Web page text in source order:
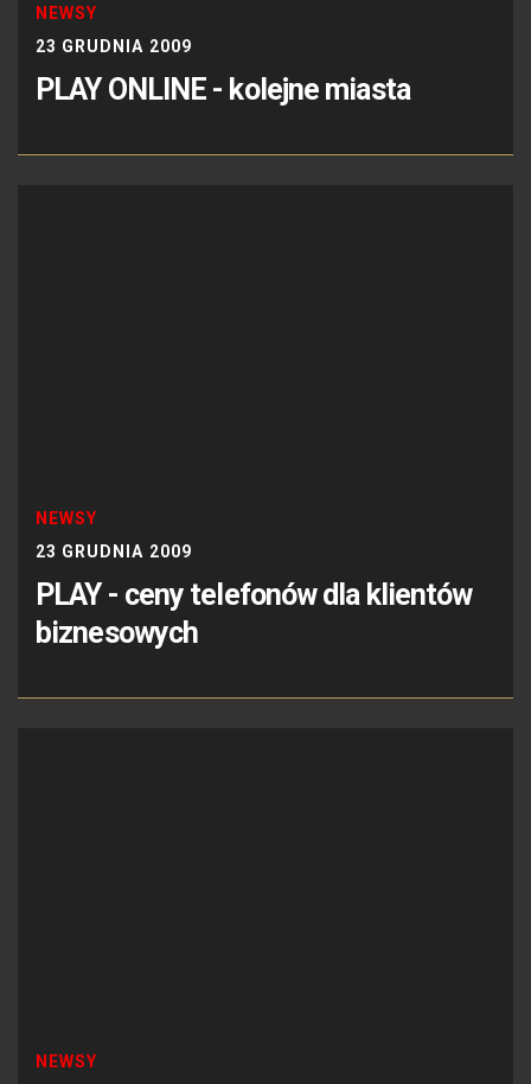
NEWSY
23 GRUDNIA 2009
PLAY ONLINE - kolejne miasta
NEWSY
23 GRUDNIA 2009
PLAY - ceny telefonów dla klientów
biznesowych
NEWSY